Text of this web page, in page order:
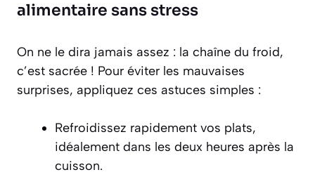
alimentaire sans stress
On ne le dira jamais assez : la chaîne du froid,
c’est sacrée ! Pour éviter les mauvaises
surprises, appliquez ces astuces simples :
Refroidissez rapidement vos plats,
idéalement dans les deux heures après la
cuisson.